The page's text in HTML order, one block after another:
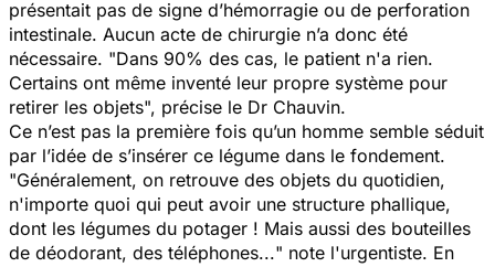
présentait pas de signe d’hémorragie ou de perforation
intestinale. Aucun acte de chirurgie n’a donc été
nécessaire. "Dans 90% des cas, le patient n'a rien.
Certains ont même inventé leur propre système pour
retirer les objets", précise le Dr Chauvin.
Ce n’est pas la première fois qu’un homme semble séduit
par l’idée de s’insérer ce légume dans le fondement.
"Généralement, on retrouve des objets du quotidien,
n'importe quoi qui peut avoir une structure phallique,
dont les légumes du potager ! Mais aussi des bouteilles
de déodorant, des téléphones..." note l'urgentiste. En